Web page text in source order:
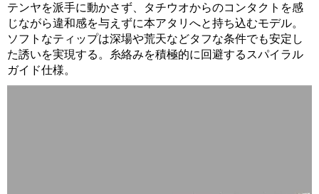
テンヤを派手に動かさず、タチウオからのコンタクトを感
じながら違和感を与えずに本アタリへと持ち込むモデル。
ソフトなティップは深場や荒天などタフな条件でも安定し
た誘いを実現する。糸絡みを積極的に回避するスパイラル
ガイド仕様。